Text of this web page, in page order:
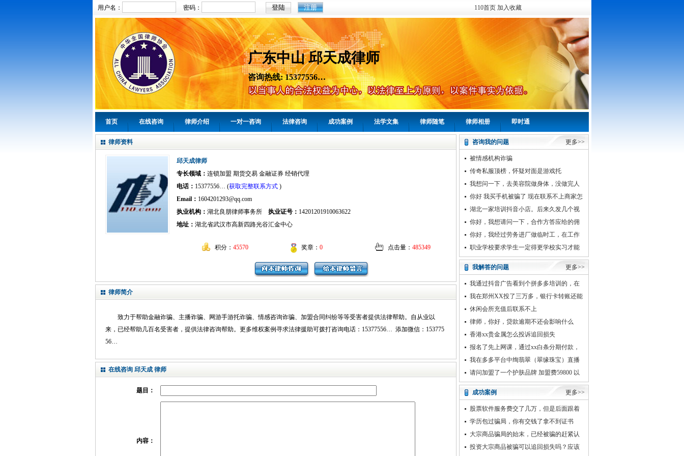
用户名： 密码： 注册 110首页 加入收藏
广东中山 邱天成律师
咨询热线: 15377556…
首页 在线咨询 律师介绍 一对一咨询 法律咨询 成功案例 法学文集 律师随笔 律师相册 即时通
律师资料
邱天成律师
专长领域： 连锁加盟 期货交易 金融证券 经销代理
电话： 15377556… (获取完整联系方式 )
Email： 1604201293@qq.com
执业机构： 湖北良朋律师事务所 执业证号： 14201201910063622
地址： 湖北省武汉市高新四路光谷汇金中心
积分： 45570 奖章： 0 点击量： 485349
律师简介
致力于帮助金融诈骗、主播诈骗、网游手游托诈骗、情感咨询诈骗、加盟合同纠纷等等受害者提供法律帮助。自从业以
来，已经帮助几百名受害者，提供法律咨询帮助。更多维权案例寻求法律援助可拨打咨询电话：15377556… 添加微信：153775
56…
在线咨询 邱天成 律师
题目：
内容：
咨询我的问题 更多>>
被情感机构诈骗
传奇私服顶榜，怀疑对面是游戏托
我想问一下，去美容院做身体，没做完人
家关门跑了。我分期付款当时还没还清
你好 我买手机被骗了 现在联系不上商家怎
么办湖北一家培训抖音小店。后来久发几个视
频让自己看。后来的运营老师经常回答不清
楚
你好，我想请问一下，合作方答应给的佣
金现在一直拖着不给，这种
你好，我经过劳务进厂做临时工，在工作
中不小心伤到右手食指，整个指甲带肉掉落
职业学校要求学生一定得更学校实习才能
拿毕业证，自己出去实习却
我解答的问题
更多>>
我通过抖音广告看到个拼多多培训的，在
广告上然后留了手机号码。然后有人打电话
过来说加我微信
我在郑州XX投了三万多，银行卡转账还能
退回来吗
休闲会所充值后联系不上
律师，你好，贷款逾期不还会影响什么
香港xx贵金属怎么投诉追回损失
报名了先上网课，通过xx白条分期付款，
但是现在网课机构遇经济问题
我在多多平台中绚翡翠（翠缘珠宝）直播
间购买了一块翡翠原石，收的却是水泥皮壳
密度只有2
请问加盟了一个护肤品牌 加盟费59800 以
2.5折的价格拿
成功案例
更多>>
股票软件服务费交了几万，但是后面跟着
一直亏损，是被骗了吗
学历包过骗局，你有交钱了拿不到证书
吗？看过来
大宗商品骗局的始末，已经被骗的赶紧认
清现实追回损失
投资大宗商品被骗可以追回损失吗？应该